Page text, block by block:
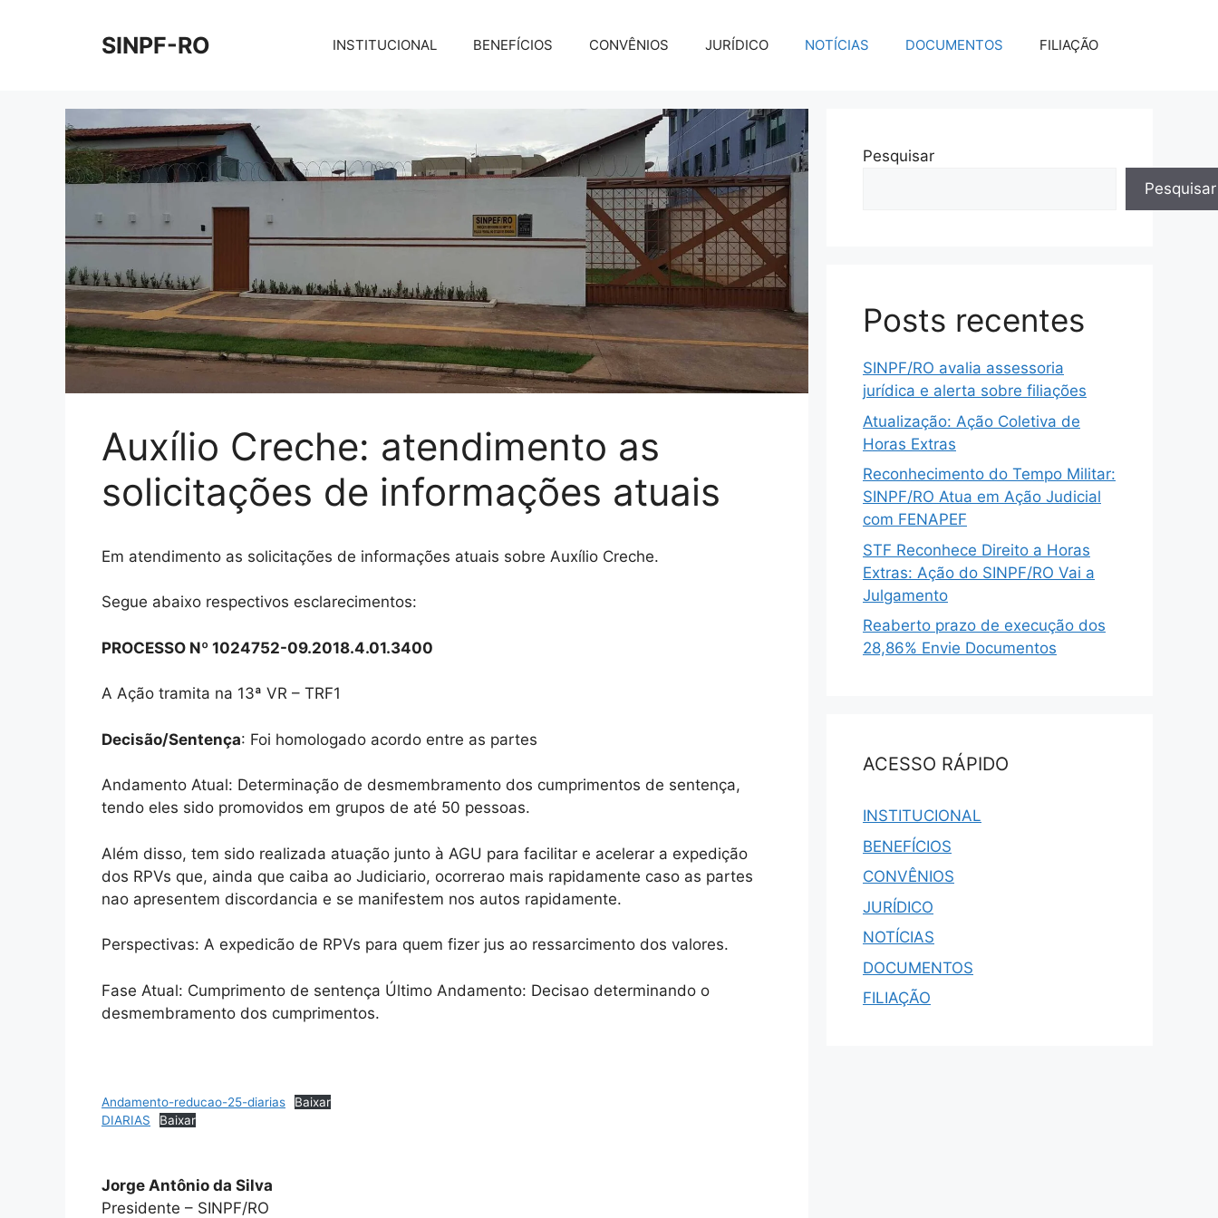
SINPF-RO INSTITUCIONAL BENEFÍCIOS CONVÊNIOS JURÍDICO NOTÍCIAS DOCUMENTOS FILIAÇÃO
Auxílio Creche: atendimento as
solicitações de informações atuais
Em atendimento as solicitações de informações atuais sobre Auxílio Creche.
Segue abaixo respectivos esclarecimentos:
PROCESSO Nº 1024752-09.2018.4.01.3400
A Ação tramita na 13ª VR – TRF1
Decisão/Sentença: Foi homologado acordo entre as partes
Andamento Atual: Determinação de desmembramento dos cumprimentos de sentença,
tendo eles sido promovidos em grupos de até 50 pessoas.
Além disso, tem sido realizada atuação junto à AGU para facilitar e acelerar a expedição
dos RPVs que, ainda que caiba ao Judiciario, ocorrerao mais rapidamente caso as partes
nao apresentem discordancia e se manifestem nos autos rapidamente.
Perspectivas: A expedicão de RPVs para quem fizer jus ao ressarcimento dos valores.
Fase Atual: Cumprimento de sentença Último Andamento: Decisao determinando o
desmembramento dos cumprimentos.
Andamento-reducao-25-diarias
Baixar
DIARIAS
Baixar
Jorge Antônio da Silva
Presidente – SINPF/RO
Pesquisar
Pesquisar
Posts recentes
SINPF/RO avalia assessoria
jurídica e alerta sobre filiações
Atualização: Ação Coletiva de
Horas Extras
Reconhecimento do Tempo Militar:
SINPF/RO Atua em Ação Judicial
com FENAPEF
STF Reconhece Direito a Horas
Extras: Ação do SINPF/RO Vai a
Julgamento
Reaberto prazo de execução dos
28,86% Envie Documentos
ACESSO RÁPIDO
INSTITUCIONAL
BENEFÍCIOS
CONVÊNIOS
JURÍDICO
NOTÍCIAS
DOCUMENTOS
FILIAÇÃO